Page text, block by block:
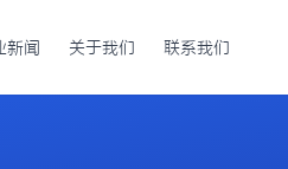
新闻 关于我们 联系我们